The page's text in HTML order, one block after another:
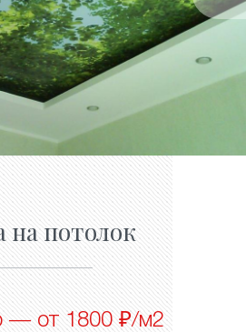
на потолок
— от 1800 ₽/м2